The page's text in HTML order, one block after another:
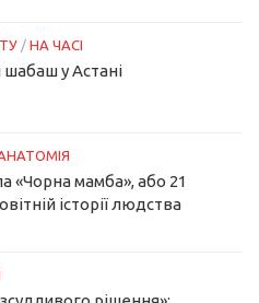
/ НА ЧАСІ
у Астані
«Чорна мамба», або 21
історії людства